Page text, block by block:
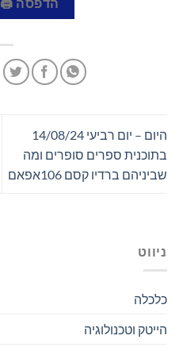
הדפסה 🖨
היום – יום רביעי 14/08/24
בתוכנית ספרים סופרים ומה
שביניהם ברדיו קסם 106אפאם
ניווט
כלכלה
הייטק וטכנולוגיה